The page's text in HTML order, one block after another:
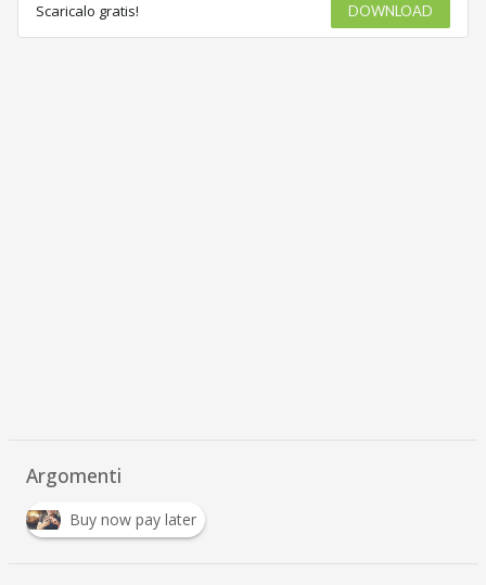
Scaricalo gratis! DOWNLOAD
Argomenti
Buy now pay later